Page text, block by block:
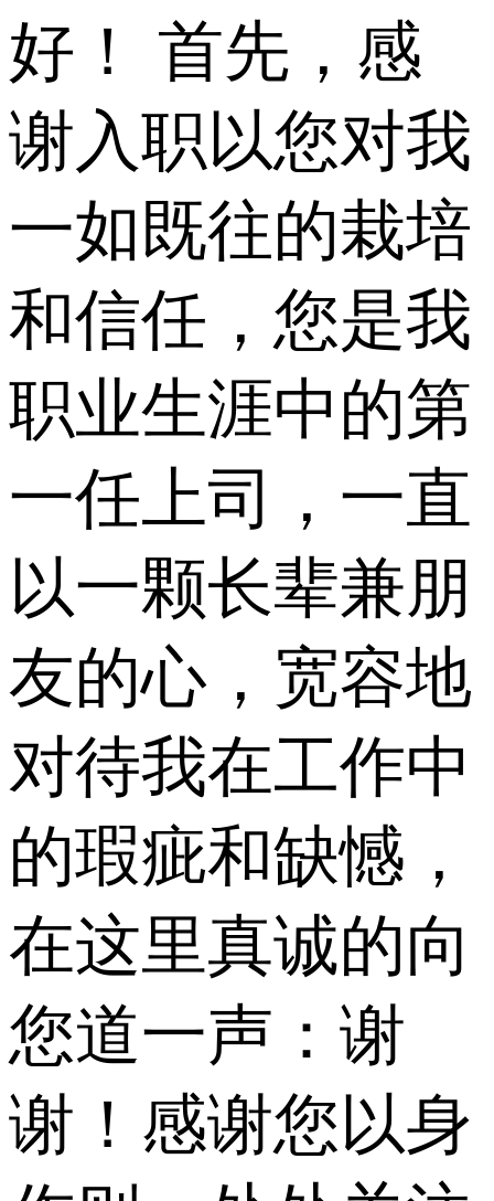
好！ 首先，感
谢入职以您对我
一如既往的栽培
和信任，您是我
职业生涯中的第
一任上司，一直
以一颗长辈兼朋
友的心，宽容地
对待我在工作中
的瑕疵和缺憾，
在这里真诚的向
您道一声：谢
谢！感谢您以身